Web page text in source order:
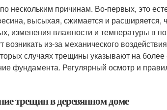
причинам. Во-первых, это
высыхая, сжимается и расширяется,
изменения влажности и температуры в
из-за механического
случаях трещины указывают на
фундамента. Регулярный осмотр и
трещин в деревянном доме